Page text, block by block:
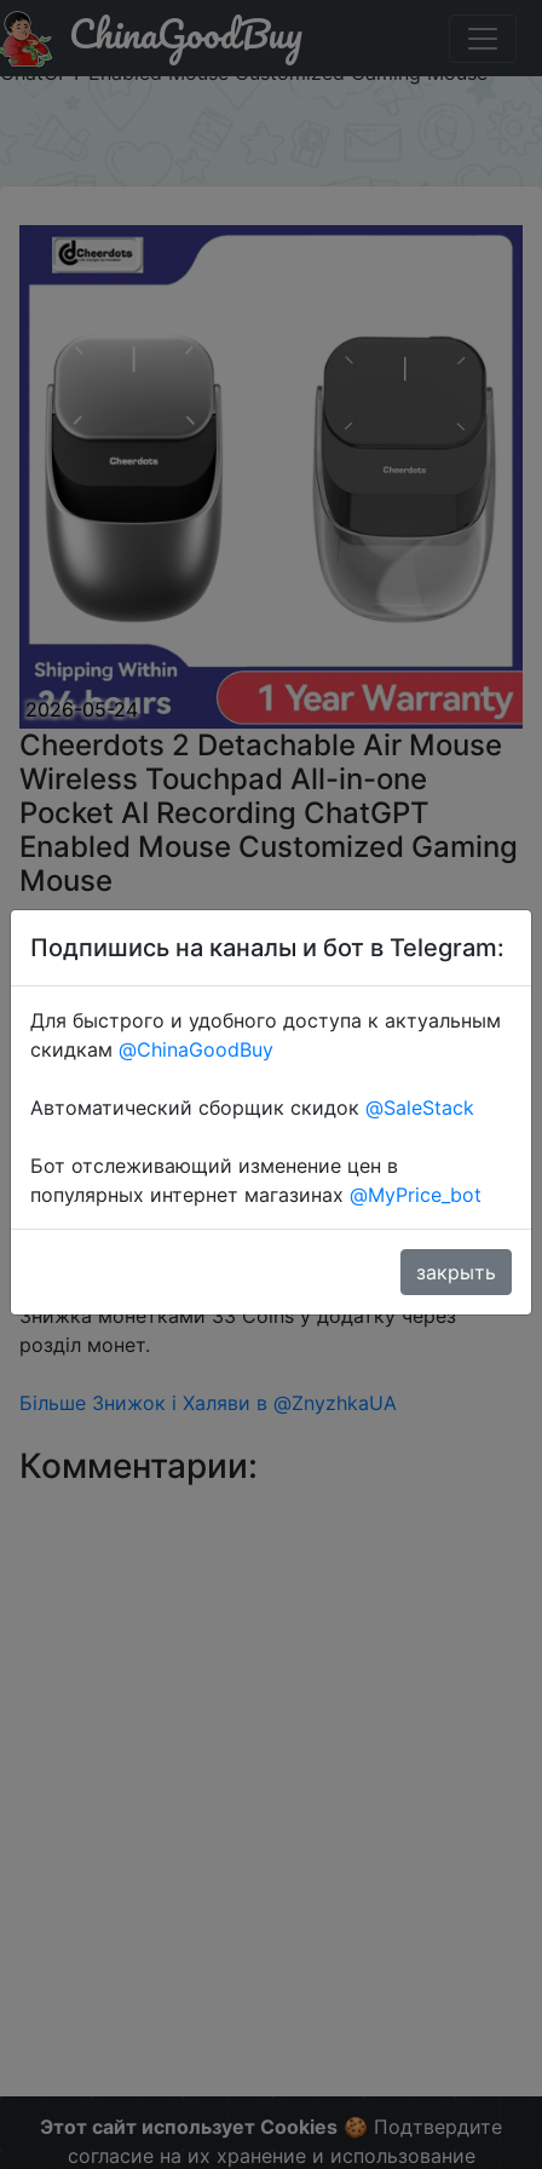
Купить по скидке: Cheerdots 2 Detachable Air Mouse
Wireless Touchpad All-in-one Pocket AI Recording
ChatGPT Enabled Mouse Customized Gaming Mouse
ChinaGoodBuy
2026-05-24
Cheerdots 2 Detachable Air Mouse
Wireless Touchpad All-in-one
Pocket AI Recording ChatGPT
Enabled Mouse Customized Gaming
Mouse
$32.64
Coins
Перейти в магазин
Знижка монетками 33 Coins у додатку через
розділ монет.
Більше Знижок і Халяви в @ZnyzhkaUA
Комментарии:
Этот сайт использует Cookies 🍪 Подтвердите
согласие на их хранение и использование
Подпишись на каналы и бот в Telegram:
Для быстрого и удобного доступа к актуальным
скидкам @ChinaGoodBuy
Автоматический сборщик скидок @SaleStack
Бот отслеживающий изменение цен в
популярных интернет магазинах @MyPrice_bot
закрыть